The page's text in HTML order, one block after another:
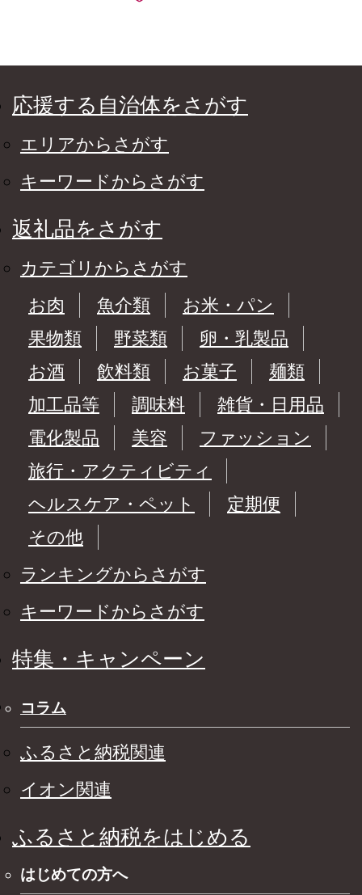
応援する自治体をさがす
エリアからさがす
キーワードからさがす
返礼品をさがす
カテゴリからさがす
お肉
魚介類
お米・パン
果物類
野菜類
卵・乳製品
お酒
飲料類 お菓子
麺類
加工品等
調味料
雑貨・日用品
電化製品
美容
ファッション
旅行・アクティビティ
ヘルスケア・ペット
定期便
その他
ランキングからさがす
キーワードからさがす
特集・キャンペーン
コラム
ふるさと納税関連
イオン関連
ふるさと納税をはじめる
はじめての方へ